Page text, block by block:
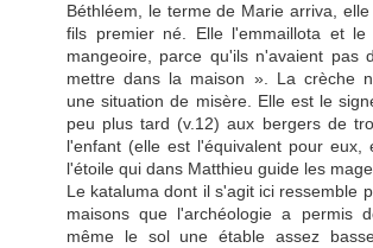
Béthléem, le terme de Marie arriva,
fils premier né. Elle l'emmaillota et
mangeoire, parce qu'ils n'avaient pas
mettre dans la maison ». La crèche
une situation de misère. Elle est le
peu plus tard (v.12) aux bergers de
l'enfant (elle est l'équivalent pour eux,
l'étoile qui dans Matthieu guide les
Le kataluma dont il s'agit ici ressemble
maisons que l'archéologie a permis
même le sol une étable assez